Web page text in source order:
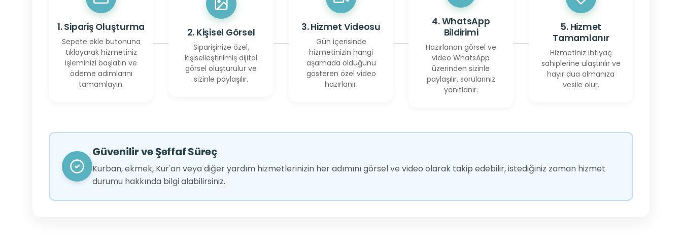
1. Sipariş Oluşturma
Sepete ekle butonuna
tıklayarak hizmetiniz
işleminizi başlatın ve
ödeme adımlarını
tamamlayın.
2. Kişisel Görsel
Siparişinize özel,
kişiselleştirilmiş dijital
görsel oluşturulur ve
sizinle paylaşılır.
3. Hizmet Videosu
Gün içerisinde
hizmetinizin hangi
aşamada olduğunu
gösteren özel video
hazırlanır.
4. WhatsApp
Bildirimi
Hazırlanan görsel ve
video WhatsApp
üzerinden sizinle
paylaşılır, sorularınız
yanıtlanır.
5. Hizmet
Tamamlanır
Hizmetiniz ihtiyaç
sahiplerine ulaştırılır ve
hayır dua almanıza
vesile olur.
Güvenilir ve Şeffaf Süreç
Kurban, ekmek, Kur'an veya diğer yardım hizmetlerinizin her adımını görsel ve video olarak takip edebilir, istediğiniz zaman hizmet
durumu hakkında bilgi alabilirsiniz.